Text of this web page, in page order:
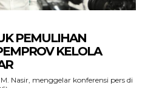
PEMULIHAN
KELOLA
Nasir, menggelar konferensi pers di